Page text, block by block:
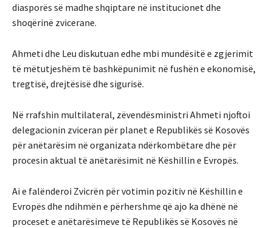
diasporës së madhe shqiptare në institucionet dhe
shoqërinë zvicerane.
Ahmeti dhe Leu diskutuan edhe mbi mundësitë e zgjerimit
të mëtutjeshëm të bashkëpunimit në fushën e ekonomisë,
tregtisë, drejtësisë dhe sigurisë.
Në rrafshin multilateral, zëvendësministri Ahmeti njoftoi
delegacionin zviceran për planet e Republikës së Kosovës
për anëtarësim në organizata ndërkombëtare dhe për
procesin aktual të anëtarësimit në Këshillin e Evropës.
Ai e falënderoi Zvicrën për votimin pozitiv në Këshillin e
Evropës dhe ndihmën e përhershme që ajo ka dhënë në
proceset e anëtarësimeve të Republikës së Kosovës në